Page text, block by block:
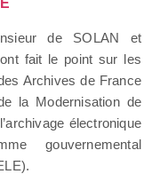
de SOLAN et
fait le point sur les
Archives de France
la Modernisation de
électronique
gouvernemental